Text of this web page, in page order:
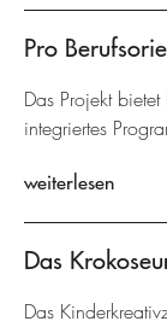
Pro
Das Projekt
integriertes
weiterlesen
Das
Das